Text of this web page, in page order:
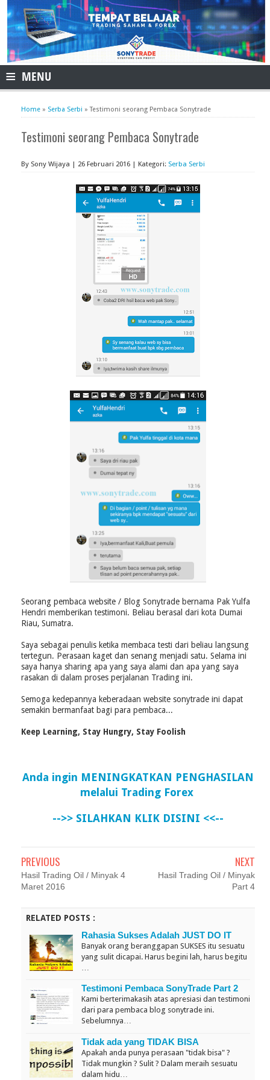
≡ MENU
Home » Serba Serbi »Testimoni seorang Pembaca Sonytrade
Testimoni seorang Pembaca Sonytrade
By Sony Wijaya | 26 Februari 2016 | Kategori: Serba Serbi
Seorang pembaca website / Blog Sonytrade bernama Pak Yulfa
Hendri memberikan testimoni. Beliau berasal dari kota Dumai
Riau, Sumatra.
Saya sebagai penulis ketika membaca testi dari beliau langsung
tertegun. Perasaan kaget dan senang menjadi satu. Selama ini
saya hanya sharing apa yang saya alami dan apa yang saya
rasakan di dalam proses perjalanan Trading ini.
Semoga kedepannya keberadaan website sonytrade ini dapat
semakin bermanfaat bagi para pembaca...
Keep Learning, Stay Hungry, Stay Foolish
Anda ingin MENINGKATKAN PENGHASILAN
melalui Trading Forex
-->> SILAHKAN KLIK DISINI <<--
PREVIOUS
Hasil Trading Oil / Minyak 4
Maret 2016
NEXT
Hasil Trading Oil / Minyak
Part 4
RELATED POSTS :
Rahasia Sukses Adalah JUST DO IT
Banyak orang beranggapan SUKSES itu sesuatu
yang sulit dicapai. Harus begini lah, harus begitu
…
Testimoni Pembaca SonyTrade Part 2
Kami berterimakasih atas apresiasi dan testimoni
dari para pembaca blog sonytrade ini.
Sebelumnya…
Tidak ada yang TIDAK BISA
Apakah anda punya perasaan "tidak bisa" ?
Tidak mungkin ? Sulit ? Dalam meraih sesuatu
dalam hidu…